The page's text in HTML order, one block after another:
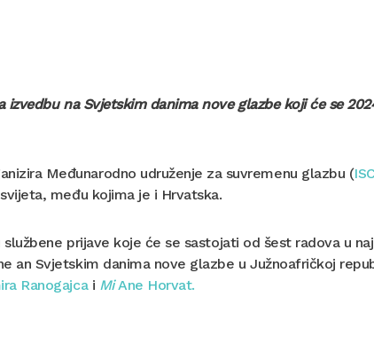
izvedbu na Svjetskim danima nove glazbe koji će se
Međunarodno udruženje za suvremenu glazbu (
među kojima je i Hrvatska.
prijave koje će se sastojati od šest radova u
an Svjetskim danima nove glazbe u Južnoafričkoj
Ranogajcai MiAne Horvat.